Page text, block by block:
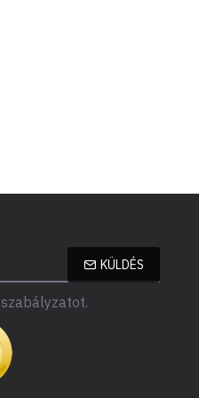
KÜLDÉS
szabályzatot.